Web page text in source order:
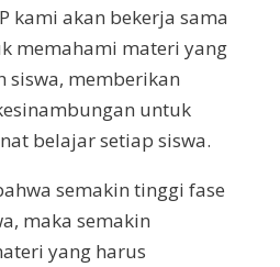
kami akan bekerja sama
memahami materi yang
siswa, memberikan
untuk
belajar setiap siswa.
semakin tinggi fase
maka semakin
yang harus